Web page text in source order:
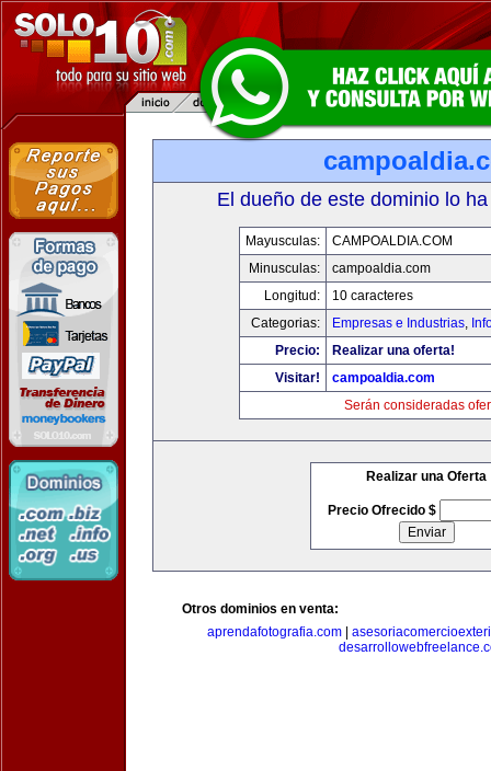
El dueño de este dominio lo
Mayusculas:
CAMPOALDIA.COM
Minusculas:
campoaldia.com
Longitud:
10 caracteres
Categorias:
Empresas e Industrias,
Precio:
Realizar una oferta!
Visitar!
campoaldia.com
Serán consideradas
Realizar una Oferta
Precio Ofrecido $
Otros dominios en venta:
aprendafotografia.com